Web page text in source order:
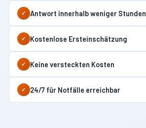
✓ Antwort innerhalb weniger Stunden
✓ Kostenlose Ersteinschätzung
✓ Keine versteckten Kosten
✓ 24/7 für Notfälle erreichbar